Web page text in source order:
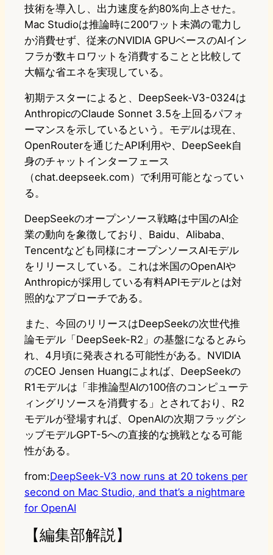
技術を導入し、出力速度を約80%向上させた。
Mac Studioは推論時に200ワット未満の電力し
か消費せず、従来のNVIDIA GPUベースのAIイン
フラが数キロワットを消費することと比較して
大幅な省エネを実現している。
初期テスターによると、DeepSeek-V3-0324は
AnthropicのClaude Sonnet 3.5を上回るパフォ
ーマンスを示しているという。モデルは現在、
OpenRouterを通じたAPI利用や、DeepSeek自
身のチャットインターフェース
（chat.deepseek.com）で利用可能となってい
る。
DeepSeekのオープンソース戦略は中国のAI企
業の動向を象徴しており、Baidu、Alibaba、
Tencentなども同様にオープンソースAIモデル
をリリースしている。これは米国のOpenAIや
Anthropicが採用している有料APIモデルとは対
照的なアプローチである。
また、今回のリリースはDeepSeekの次世代推
論モデル「DeepSeek-R2」の基盤になるとみら
れ、4月頃に発表される可能性がある。NVIDIA
のCEO Jensen Huangによれば、DeepSeekの
R1モデルは「非推論型AIの100倍のコンピューテ
ィングリソースを消費する」とされており、R2
モデルが登場すれば、OpenAIの次期フラッグシ
ップモデルGPT-5への直接的な挑戦となる可能
性がある。
from:DeepSeek-V3 now runs at 20 tokens per
second on Mac Studio, and that’s a nightmare
for OpenAI
【編集部解説】